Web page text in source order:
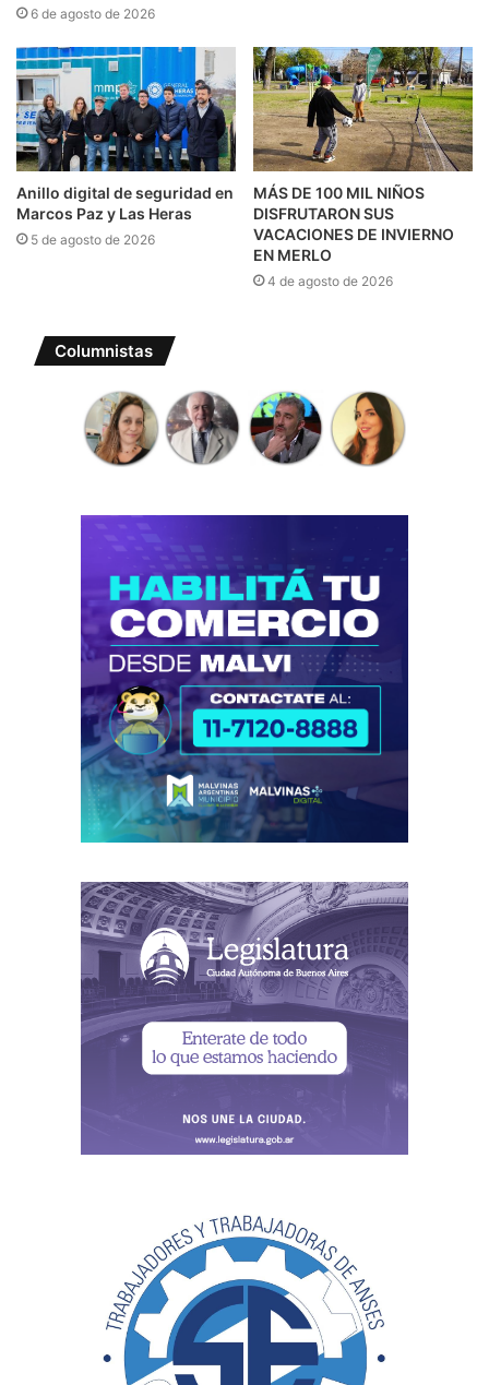
6 de agosto de 2026
Anillo digital de seguridad en
Marcos Paz y Las Heras
5 de agosto de 2026
MÁS DE 100 MIL NIÑOS
DISFRUTARON SUS
VACACIONES DE INVIERNO
EN MERLO
4 de agosto de 2026
Columnistas